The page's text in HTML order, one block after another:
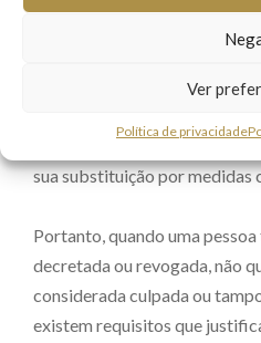
Ver
Política de privacidade
revisá-la a cada 90 (noventa)
fundamentada, sob pena de
a qualquer tempo, a
sua substituição por medidas
Portanto, quando uma
decretada ou revogada, não
considerada culpada ou
existem requisitos que